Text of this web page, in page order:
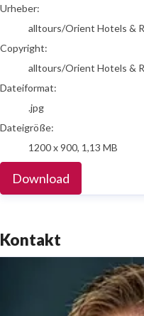
Urheber:
alltours/Orient Hotels &
Copyright:
alltours/Orient Hotels &
Dateiformat:
.jpg
Dateigröße:
1200 x 900, 1,13 MB
Download
Kontakt